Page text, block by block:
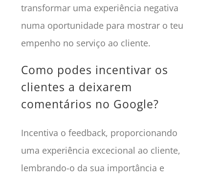
transformar uma experiência negativa
numa oportunidade para mostrar o teu
empenho no serviço ao cliente.
Como podes incentivar os
clientes a deixarem
comentários no Google?
Incentiva o feedback, proporcionando
uma experiência excecional ao cliente,
lembrando-o da sua importância e